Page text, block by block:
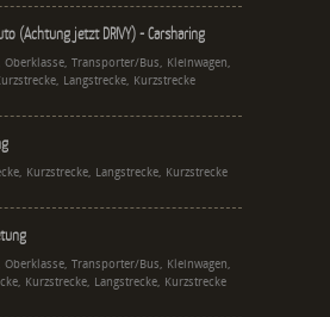
(Achtung jetzt DRIVY) - Carsharing
Transporter/Bus, Kleinwagen,
Langstrecke, Kurzstrecke
Kurzstrecke, Langstrecke, Kurzstrecke
Transporter/Bus, Kleinwagen,
Kurzstrecke, Langstrecke, Kurzstrecke